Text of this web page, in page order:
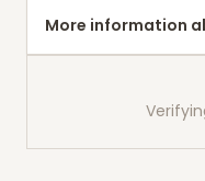
More information